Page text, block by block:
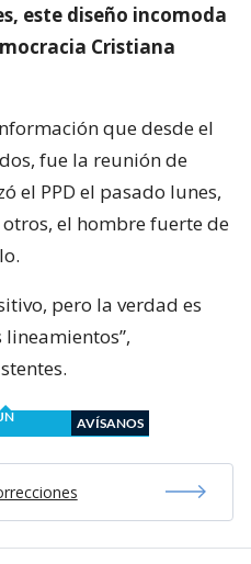
este diseño incomoda
Cristiana
que desde el
fue la reunión de
el PPD el pasado lunes,
el hombre fuerte de
pero la verdad es
AVÍSANOS